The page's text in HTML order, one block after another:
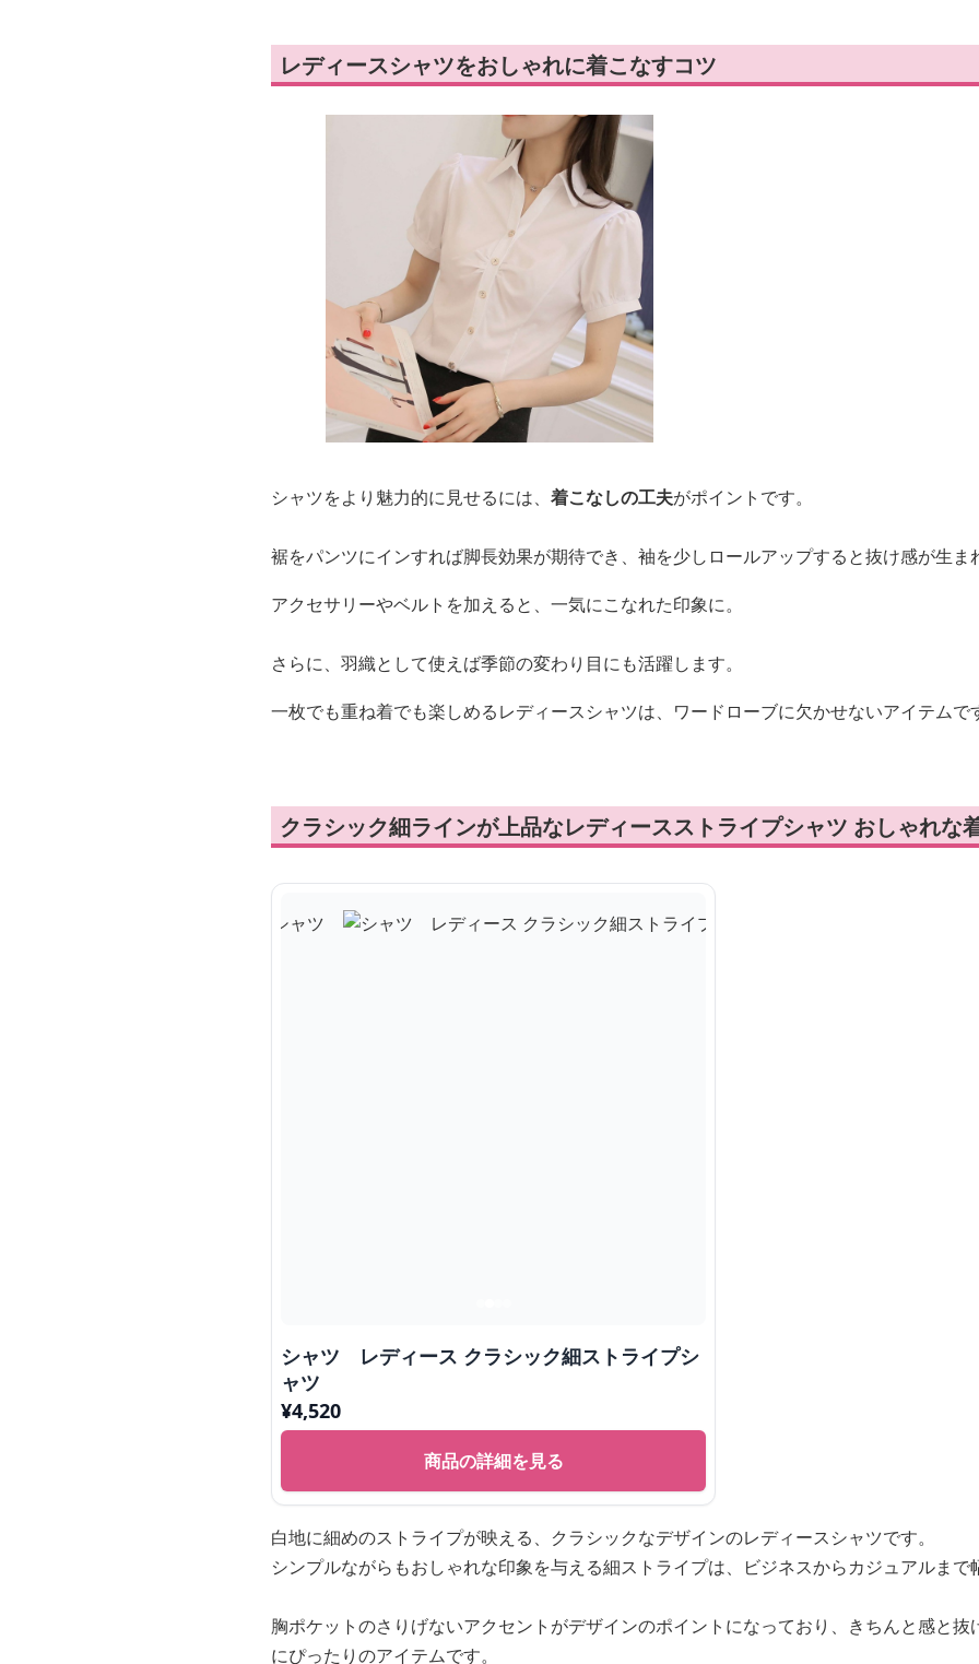
レディースシャツをおしゃれに着こなすコツ
シャツをより魅力的に見せるには、 着こなしの工夫がポイントです。
裾をパンツにインすれば脚長効果が期待でき、袖を少しロールアップすると抜け感が生ま
アクセサリーやベルトを加えると、一気にこなれた印象に。
さらに、羽織として使えば季節の変わり目にも活躍します。
一枚でも重ね着でも楽しめるレディースシャツは、ワードローブに欠かせないアイテムで
クラシック細ラインが上品なレディースストライプシャツ おしゃれな
シャツ レディース クラシック細ストライプシ
ャツ
¥4,520
商品の詳細を見る
白地に細めのストライプが映える、クラシックなデザインのレディースシャツです。
シンプルながらもおしゃれな印象を与える細ストライプは、ビジネスからカジュアルま
胸ポケットのさりげないアクセントがデザインのポイントになっており、きちんと感と
にぴったりのアイテムです。